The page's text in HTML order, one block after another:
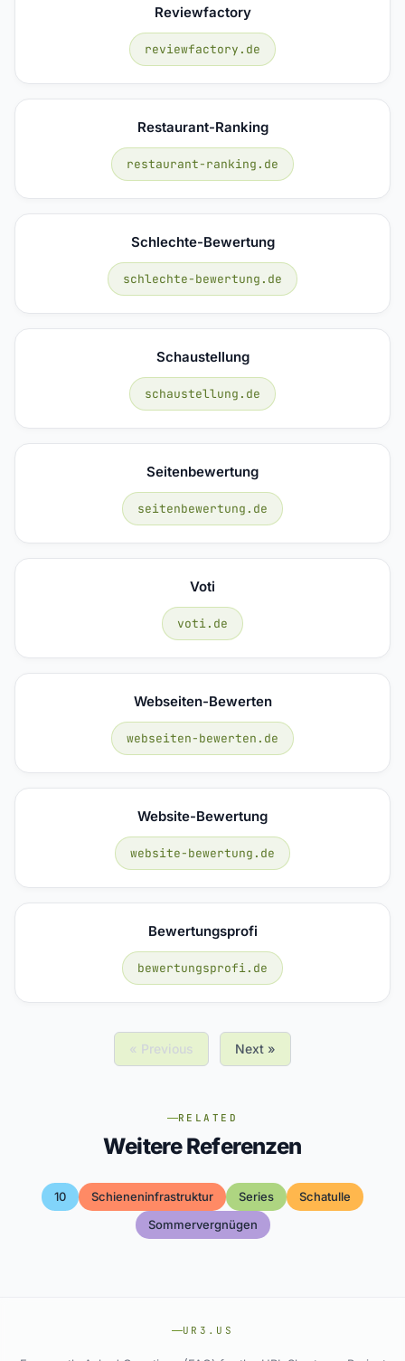
Reviewfactory
reviewfactory.de
Restaurant-Ranking
restaurant-ranking.de
Schlechte-Bewertung
schlechte-bewertung.de
Schaustellung
schaustellung.de
Seitenbewertung
seitenbewertung.de
Voti
voti.de
Webseiten-Bewerten
webseiten-bewerten.de
Website-Bewertung
website-bewertung.de
Bewertungsprofi
bewertungsprofi.de
« Previous Next »
RELATED
Weitere Referenzen
10 Schieneninfrastruktur Series
Schatulle
Sommervergnügen
UR3.US